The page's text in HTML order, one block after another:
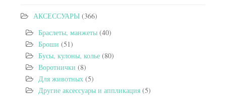
АКСЕССУАРЫ (366)
Браслеты, манжеты (40)
Броши (51)
Бусы, кулоны, колье (80)
Воротнички (8)
Для животных (5)
Другие аксессуары и аппликация (5)